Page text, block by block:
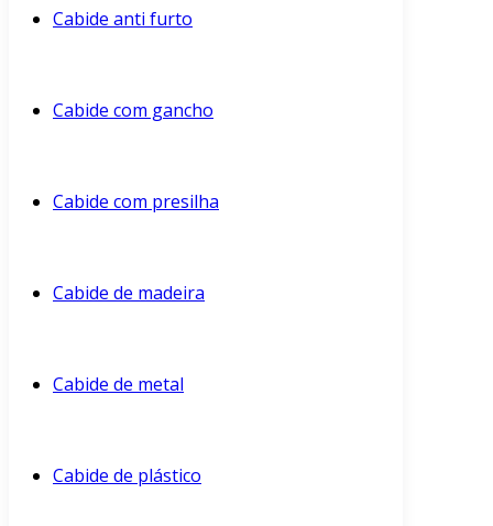
Cabide anti furto
Cabide com gancho
Cabide com presilha
Cabide de madeira
Cabide de metal
Cabide de plástico